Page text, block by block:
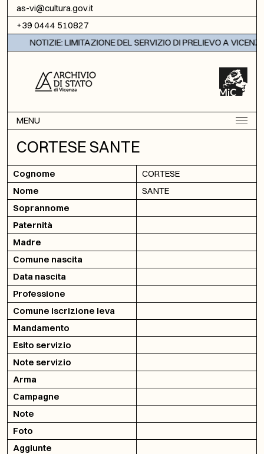
Vai al contenuto
as-vi@cultura.gov.it
+39 0444 510827
NOTIZIE: LIMITAZIONE DEL SERVIZIO DI PRELIEVO A VICENZA
MENU
CORTESE SANTE
Cognome
CORTESE
Nome
SANTE
Soprannome
Paternità
Madre
Comune nascita
Data nascita
Professione
Comune iscrizione leva
Mandamento
Esito servizio
Note servizio
Arma
Campagne
Note
Foto
Aggiunte